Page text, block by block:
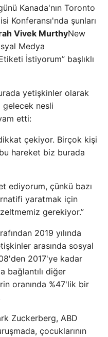
Kanada'nın Toronto
Konferansı'nda şunları
Vivek MurthyNew
Medya
İstiyorum” başlıklı
yetişkinler olarak
gelecek nesli
etti:
çekiyor. Birçok kişi
bu hareket biz burada
ediyorum, çünkü bazı
yaratmak için
gerekiyor.”
2019 yılında
arasında sosyal
2017'ye kadar
bağlantılı diğer
oranında %47'lik bir
Zuckerberg, ABD
çocuklarının